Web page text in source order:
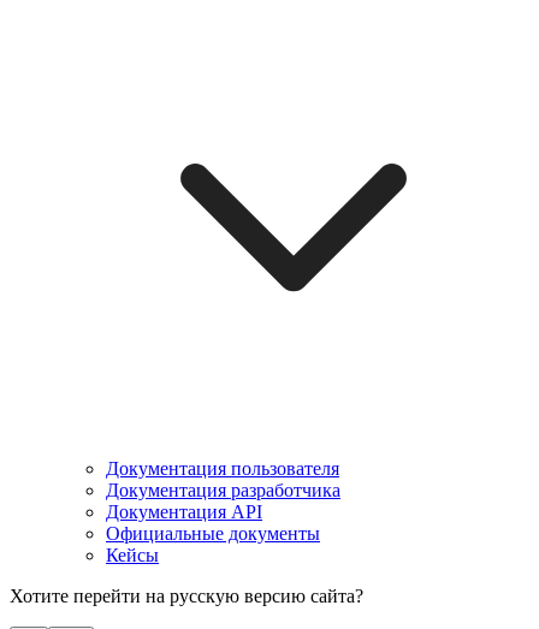
Документация пользователя
Документация разработчика
Документация API
Официальные документы
Кейсы
Хотите перейти на русскую версию сайта?